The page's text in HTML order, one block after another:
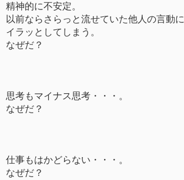
精神的に不安定。
以前ならさらっと流せていた他人の言動に
イラッとしてしまう。
なぜだ？
思考もマイナス思考・・・。
なぜだ？
仕事もはかどらない・・・。
なぜだ？